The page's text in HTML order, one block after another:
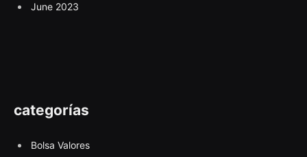
June 2023
categorías
Bolsa Valores